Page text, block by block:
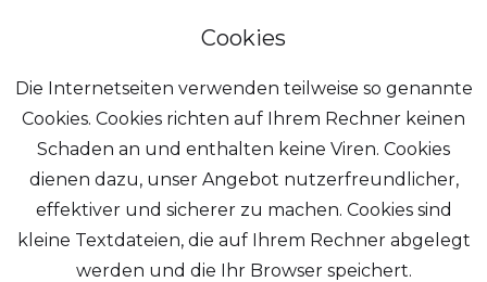
Cookies
Die Internetseiten verwenden teilweise so genannte
Cookies. Cookies richten auf Ihrem Rechner keinen
Schaden an und enthalten keine Viren. Cookies
dienen dazu, unser Angebot nutzerfreundlicher,
effektiver und sicherer zu machen. Cookies sind
kleine Textdateien, die auf Ihrem Rechner abgelegt
werden und die Ihr Browser speichert.